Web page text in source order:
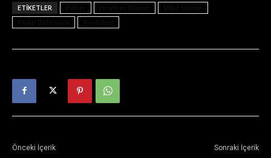
ETIKETLER
Önceki İçerik Sonraki İçerik